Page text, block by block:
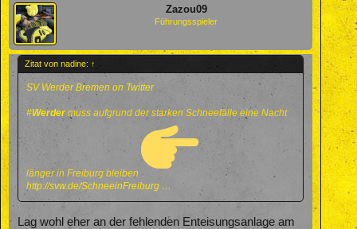
Zazou09
Führungsspieler
Zitat von nadine: ↑
SV Werder Bremen on Twitter
#Werder muss aufgrund der starken Schneefälle eine Nacht
länger in Freiburg bleiben
http://svw.de/SchneeinFreiburg …
Lag wohl eher an der fehlenden Enteisungsanlage am